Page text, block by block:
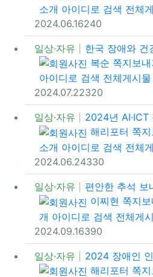
소개 아이디로 검색 전체
등록일
2024.06.16조회
24추천
0
일상·자유
한국 장애와 건
등록자
복순 쪽지보내
아이디로 검색 전체게시물
등록일
2024.07.22조회
32추천
0
일상·자유
2024년 AI·ICT 장
등록자
해리포터 쪽
소개 아이디로 검색 전체
등록일
2024.06.24조회
33추천
0
일상·자유 편안한 추석 보
등록자 이찌현 쪽지보
개 아이디로 검색 전체게
등록일
2024.09.16조회
39추천
0
일상·자유
2024 장애인
등록자
해리포터 쪽